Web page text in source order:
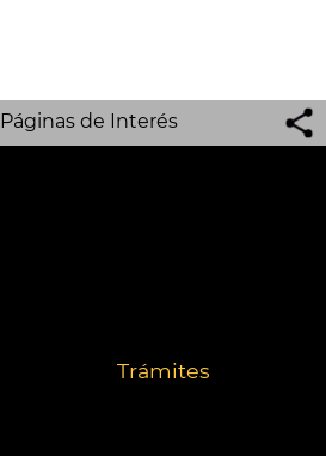
Páginas de Interés
Trámites